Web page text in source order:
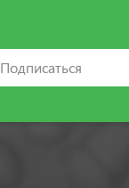
Подписаться